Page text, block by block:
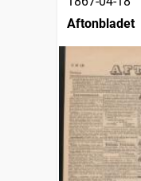
Aftonbladet